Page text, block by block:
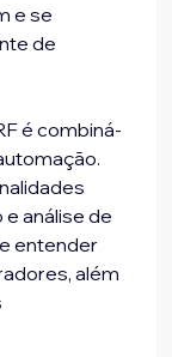
e se
de
é combiná-
análise de
entender
além